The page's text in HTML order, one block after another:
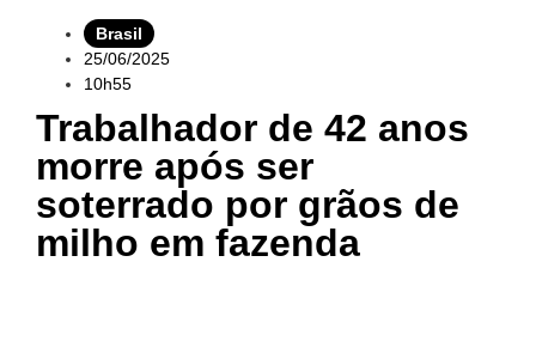
Brasil
25/06/2025
10h55
Trabalhador de 42 anos
morre após ser
soterrado por grãos de
milho em fazenda